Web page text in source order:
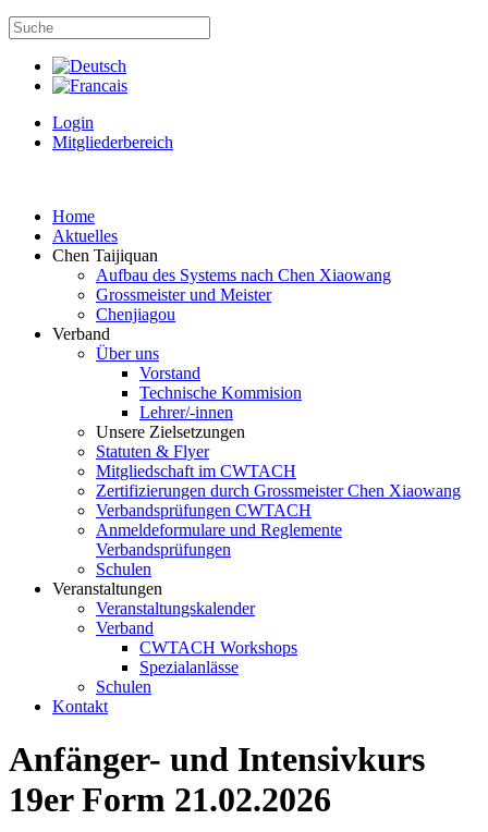
Login
Mitgliederbereich
Home
Aktuelles
Chen Taijiquan
Aufbau des Systems nach Chen Xiaowang
Grossmeister und Meister
Chenjiagou
Verband
Über uns
Vorstand
Technische Kommision
Lehrer/-innen
Unsere Zielsetzungen
Statuten & Flyer
Mitgliedschaft im CWTACH
Zertifizierungen durch Grossmeister Chen Xiaowang
Verbandsprüfungen CWTACH
Anmeldeformulare und Reglemente
Verbandsprüfungen
Schulen
Veranstaltungen
Veranstaltungskalender
Verband
CWTACH Workshops
Spezialanlässe
Schulen
Kontakt
Anfänger- und Intensivkurs
19er Form 21.02.2026